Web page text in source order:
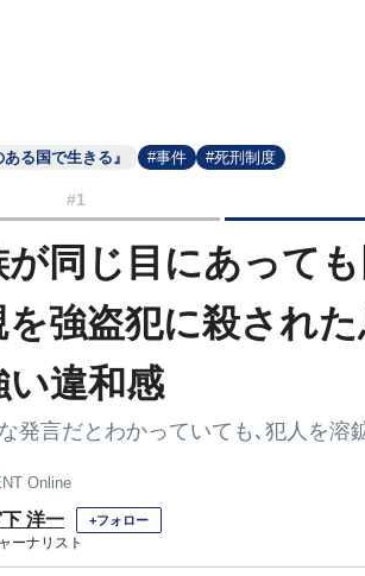
ある国で生きる』 #事件 #死刑制度
#1
が同じ目にあって
を強盗犯に殺され
い違和感
発言だとわかっていても､犯人を溶
Online
洋一 +フォロー
ーナリスト